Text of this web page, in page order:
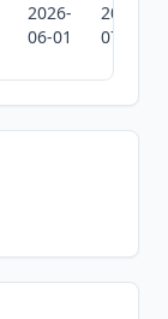
2026-
06-01
2026-
07-10